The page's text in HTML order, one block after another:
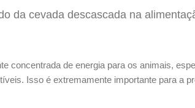
da cevada descascada na
concentrada de energia para os animais,
Isso é extremamente importante para a